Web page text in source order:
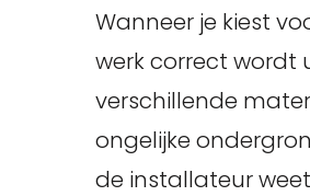
Wanneer je kiest
werk correct wordt
verschillende
ongelijke
de installateur